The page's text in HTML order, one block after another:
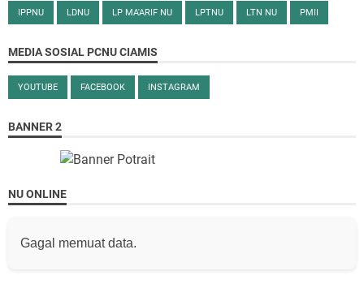
IPPNU LDNU LP MA'ARIF NU LPTNU LTN NU PMII
MEDIA SOSIAL PCNU CIAMIS
YOUTUBE FACEBOOK INSTAGRAM
BANNER 2
NU ONLINE
Gagal memuat data.